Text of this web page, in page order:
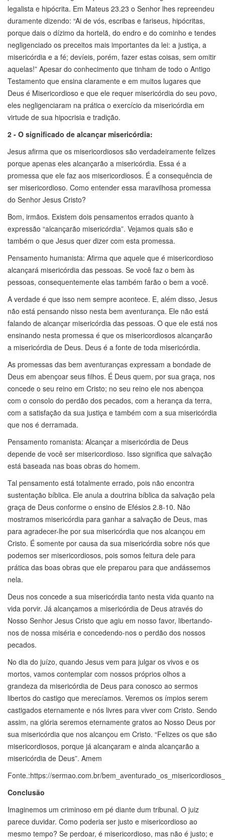
legalista e hipócrita. Em Mateus 23.23 o Senhor lhes repreendeu
duramente dizendo: “Ai de vós, escribas e fariseus, hipócritas,
porque dais o dízimo da hortelã, do endro e do cominho e tendes
negligenciado os preceitos mais importantes da lei: a justiça, a
misericórdia e a fé; devíeis, porém, fazer estas coisas, sem omitir
aquelas!” Apesar do conhecimento que tinham de todo o Antigo
Testamento que ensina claramente e em muitos lugares que
Deus é Misericordioso e que ele requer misericórdia do seu povo,
eles negligenciaram na prática o exercício da misericórdia em
virtude de sua hipocrisia e tradição.
2 - O significado de alcançar misericórdia:
Jesus afirma que os misericordiosos são verdadeiramente felizes
porque apenas eles alcançarão a misericórdia. Essa é a
promessa que ele faz aos misericordiosos. É a consequência de
ser misericordioso. Como entender essa maravilhosa promessa
do Senhor Jesus Cristo?
Bom, irmãos. Existem dois pensamentos errados quanto à
expressão “alcançarão misericórdia”. Vejamos quais são e
também o que Jesus quer dizer com esta promessa.
Pensamento humanista: Afirma que aquele que é misericordioso
alcançará misericórdia das pessoas. Se você faz o bem às
pessoas, consequentemente elas também farão o bem a você.
A verdade é que isso nem sempre acontece. E, além disso, Jesus
não está pensando nisso nesta bem aventurança. Ele não está
falando de alcançar misericórdia das pessoas. O que ele está nos
ensinando nesta promessa é que os misericordiosos alcançarão
a misericórdia de Deus. Deus é a fonte de toda misericórdia.
As promessas das bem aventuranças expressam a bondade de
Deus em abençoar seus filhos. É Deus quem, por sua graça, nos
concede o seu reino em Cristo; no seu reino ele nos abençoa
com o consolo do perdão dos pecados, com a herança da terra,
com a satisfação da sua justiça e também com a sua misericórdia
que nos é derramada.
Pensamento romanista: Alcançar a misericórdia de Deus
depende de você ser misericordioso. Isso significa que salvação
está baseada nas boas obras do homem.
Tal pensamento está totalmente errado, pois não encontra
sustentação bíblica. Ele anula a doutrina bíblica da salvação pela
graça de Deus conforme o ensino de Efésios 2.8-10. Não
mostramos misericórdia para ganhar a salvação de Deus, mas
para agradecer-lhe por sua misericórdia que nos alcançou em
Cristo. É somente por causa da sua misericórdia sobre nós que
podemos ser misericordiosos, pois somos feitura dele para
prática das boas obras que ele preparou para que andássemos
nela.
Deus nos concede a sua misericórdia tanto nesta vida quanto na
vida porvir. Já alcançamos a misericórdia de Deus através do
Nosso Senhor Jesus Cristo que agiu em nosso favor, libertando-
nos de nossa miséria e concedendo-nos o perdão dos nossos
pecados.
No dia do juízo, quando Jesus vem para julgar os vivos e os
mortos, vamos contemplar com nossos próprios olhos a
grandeza da misericórdia de Deus para conosco ao sermos
libertos do castigo que merecíamos. Veremos os ímpios serem
castigados eternamente e nós livres para viver com Cristo. Sendo
assim, na glória seremos eternamente gratos ao Nosso Deus por
sua misericórdia que nos alcançou em Cristo. “Felizes os que são
misericordiosos, porque já alcançaram e ainda alcançarão a
misericórdia de Deus”. Amem
Fonte.:https://sermao.com.br/
Conclusão
Imaginemos um criminoso em pé diante dum tribunal. O juiz
parece duvidar. Como poderia ser justo e misericordioso ao
mesmo tempo? Se perdoar, é misericordioso, mas não é justo; e